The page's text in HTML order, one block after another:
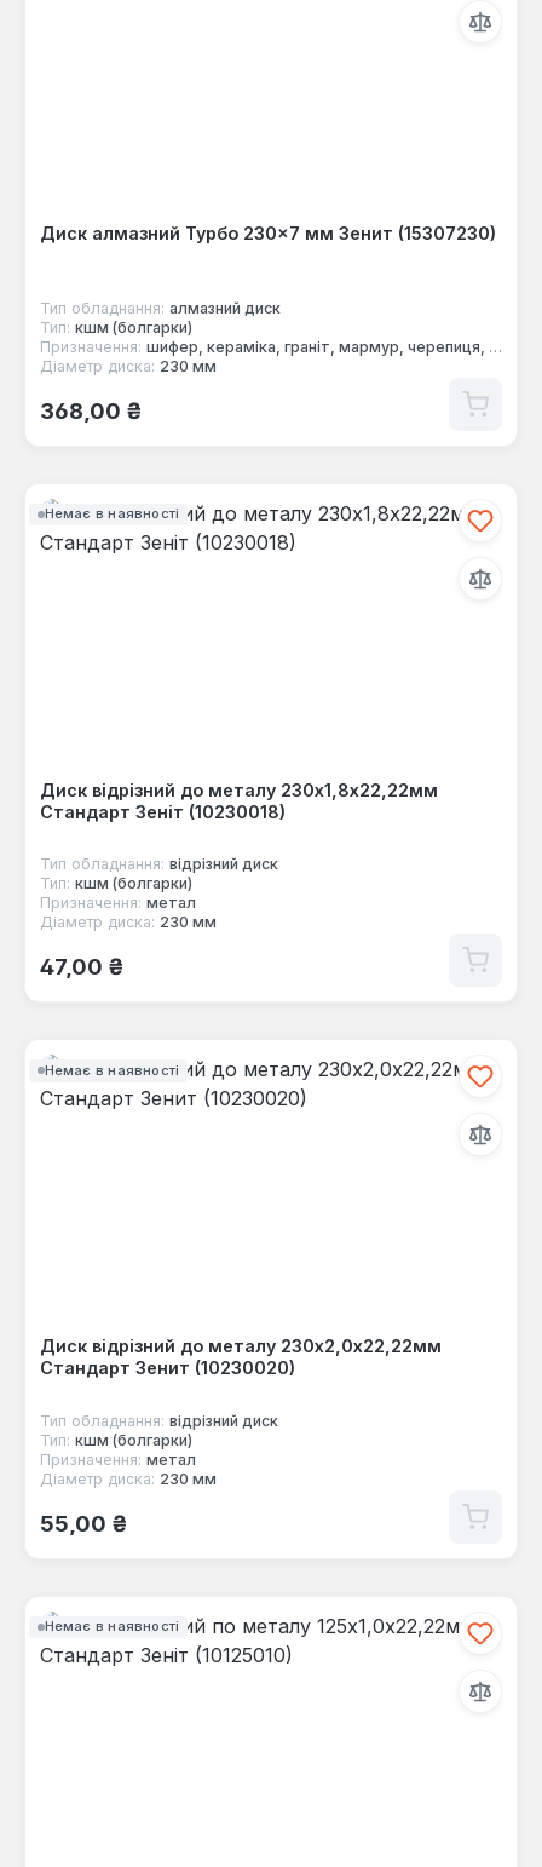
Диск алмазний Турбо 230×7 мм Зенит (15307230)
Тип обладнання: алмазний диск
Тип: кшм (болгарки)
Призначення: шифер, кераміка, граніт, мармур, черепиця, цегла, бетон
Діаметр диска: 230 мм
Звичайна ціна:
368,00 ₴
Немає в наявності
Диск відрізний до металу 230х1,8х22,22мм
Стандарт Зеніт (10230018)
Тип обладнання: відрізний диск
Тип: кшм (болгарки)
Призначення: метал
Діаметр диска: 230 мм
Звичайна ціна:
47,00 ₴
Немає в наявності
Диск відрізний до металу 230х2,0х22,22мм
Стандарт Зенит (10230020)
Тип обладнання: відрізний диск
Тип: кшм (болгарки)
Призначення: метал
Діаметр диска: 230 мм
Звичайна ціна:
55,00 ₴
Немає в наявності